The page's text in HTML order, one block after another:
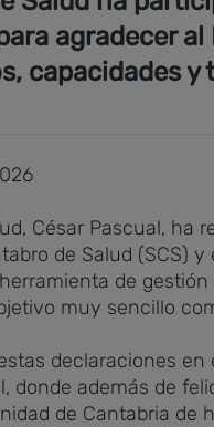
agradecer
capacidades
César Pascual, ha
de Salud (SCS)
de
muy sencillo
declaraciones
donde además de
de Cantabria de